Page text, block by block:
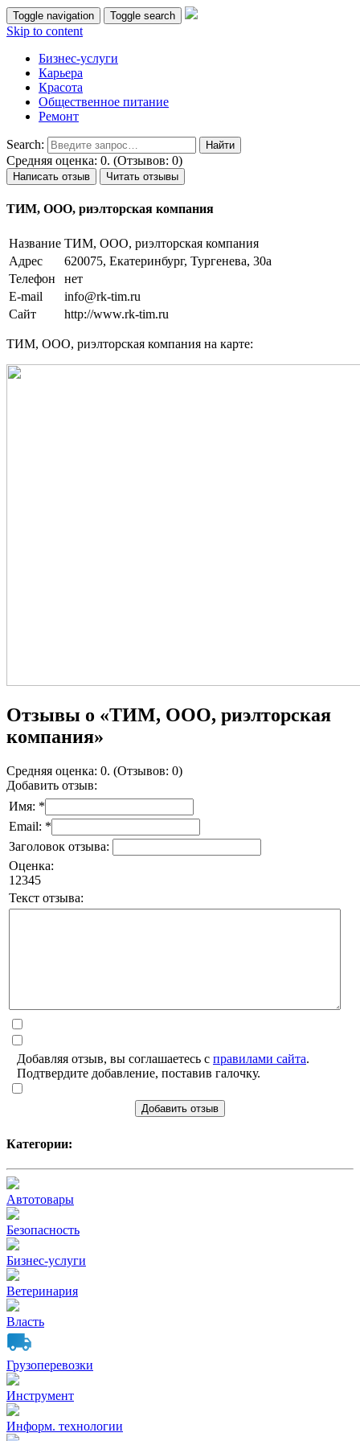
Toggle navigation Toggle search
Skip to content
Бизнес-услуги
Карьера
Красота
Общественное питание
Ремонт
Search:
Средняя оценка: 0. (Отзывов: 0)
Написать отзыв Читать отзывы
ТИМ, ООО, риэлторская компания
Название ТИМ, ООО, риэлторская компания
Адрес
620075, Екатеринбург, Тургенева, 30а
Телефон
нет
E-mail
info@rk-tim.ru
Сайт
http://www.rk-tim.ru
ТИМ, ООО, риэлторская компания на карте:
Отзывы о «ТИМ, ООО, риэлторская
компания»
Средняя оценка: 0. (Отзывов: 0)
Добавить отзыв:
Имя: *
Email: *
Заголовок отзыва:
Оценка:
1 2345
Текст отзыва:
Добавляя отзыв, вы соглашаетесь с правилами сайта.
Подтвердите добавление, поставив галочку.
Добавить отзыв
Категории:
Автотовары
Безопасность
Бизнес-услуги
Ветеринария
Власть
Грузоперевозки
Инструмент
Информ. технологии